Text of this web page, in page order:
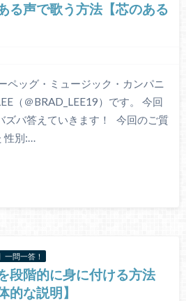
る声で歌う方法【芯のある
ペッグ・ミュージック・カンパニ
（＠BRAD_LEE19）です。 今回
ズバ答えていきます！ 今回のご質
性別:…
一問一答！
段階的に身に付ける方法
的な説明】